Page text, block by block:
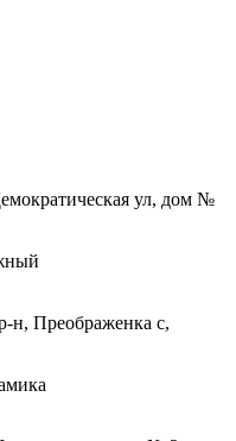
ул, дом №
н, Преображенка с,